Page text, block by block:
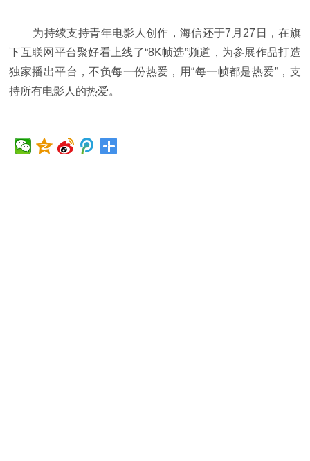
为持续支持青年电影人创作，海信还于7月27日，在旗
下互联网平台聚好看上线了“8K帧选”频道，为参展作品打造
独家播出平台，不负每一份热爱，用“每一帧都是热爱”，支
持所有电影人的热爱。